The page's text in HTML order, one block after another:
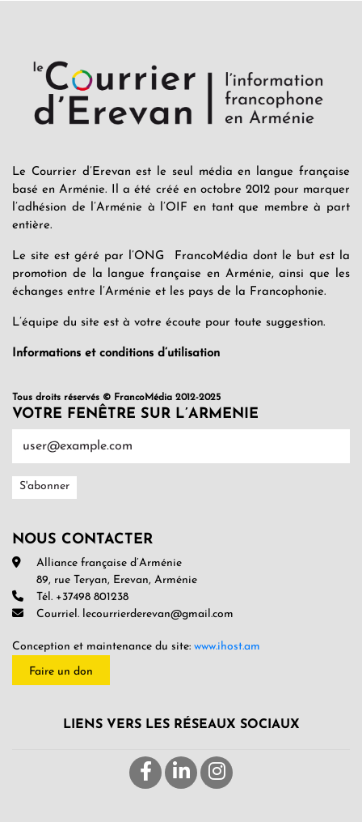
Le Courrier d’Erevan est le seul média en langue française
basé en Arménie. Il a été créé en octobre 2012 pour marquer
l’adhésion de l’Arménie à l’OIF en tant que membre à part
entière.
Le site est géré par l’ONG FrancoMédia dont le but est la
promotion de la langue française en Arménie, ainsi que les
échanges entre l’Arménie et les pays de la Francophonie.
L’équipe du site est à votre écoute pour toute suggestion.
Informations et conditions d’utilisation
Tous droits réservés © FrancoMédia 2012-2025
VOTRE FENÊTRE SUR L’ARMENIE
NOUS CONTACTER
Alliance française d’Arménie
89, rue Teryan, Erevan, Arménie
Tél. +37498 801238
Courriel. lecourrierderevan@gmail.com
Conception et maintenance du site: www.ihost.am
Faire un don
LIENS VERS LES RÉSEAUX SOCIAUX